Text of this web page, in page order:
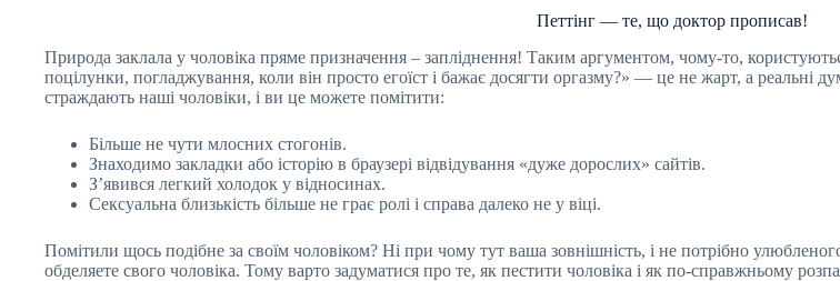
Петтінг — те, що доктор прописав!
Природа заклала у чоловіка пряме призначення – запліднення! Таким аргументом, чому-то,
поцілунки, погладжування, коли він просто егоїст і бажає досягти оргазму?» — це не жарт, а реальні
страждають наші чоловіки, і ви це можете помітити:
Більше не чути млосних стогонів.
Знаходимо закладки або історію в браузері відвідування «дуже дорослих» сайтів.
З’явився легкий холодок у відносинах.
Сексуальна близькість більше не грає ролі і справа далеко не у віці.
Помітили щось подібне за своїм чоловіком? Ні при чому тут ваша зовнішність, і не потрібно
обделяете свого чоловіка. Тому варто задуматися про те, як пестити чоловіка і як по-справжньому